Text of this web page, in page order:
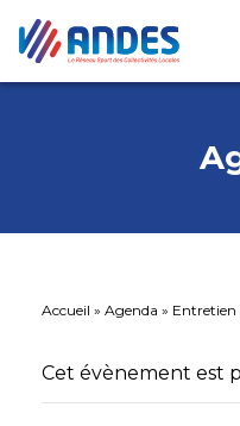
Accueil » Agenda » Entretien
Cet évènement est